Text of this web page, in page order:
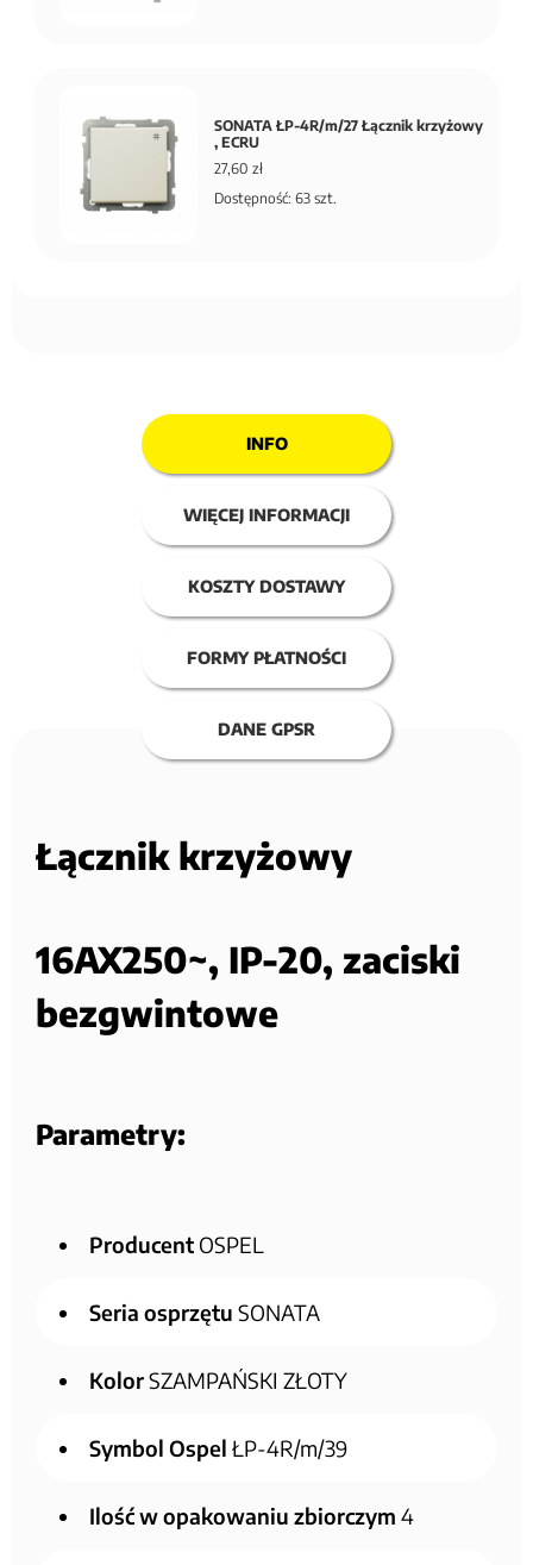
SONATA ŁP-4R/m/27 Łącznik krzyżowy
, ECRU
27,60 zł
Dostępność: 63 szt.
INFO
WIĘCEJ INFORMACJI
KOSZTY DOSTAWY
FORMY PŁATNOŚCI
DANE GPSR
Łącznik krzyżowy
16AX250~, IP-20, zaciski
bezgwintowe
Parametry:
Producent OSPEL
Seria osprzętu SONATA
KolorSZAMPAŃSKI ZŁOTY
Symbol Ospel ŁP-4R/m/39
Ilość w opakowaniu zbiorczym 4